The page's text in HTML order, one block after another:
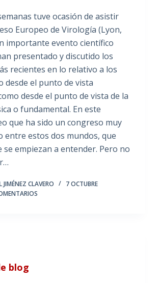
tuve ocasión de asistir
Europeo de Virología (Lyon,
importante evento científico
presentado y discutido los
recientes en lo relativo a los
desde el punto de vista
desde el punto de vista de la
o fundamental. En este
que ha sido un congreso muy
entre estos dos mundos, que
se empiezan a entender. Pero no
JIMÉNEZ CLAVERO
7 OCTUBRE
blog